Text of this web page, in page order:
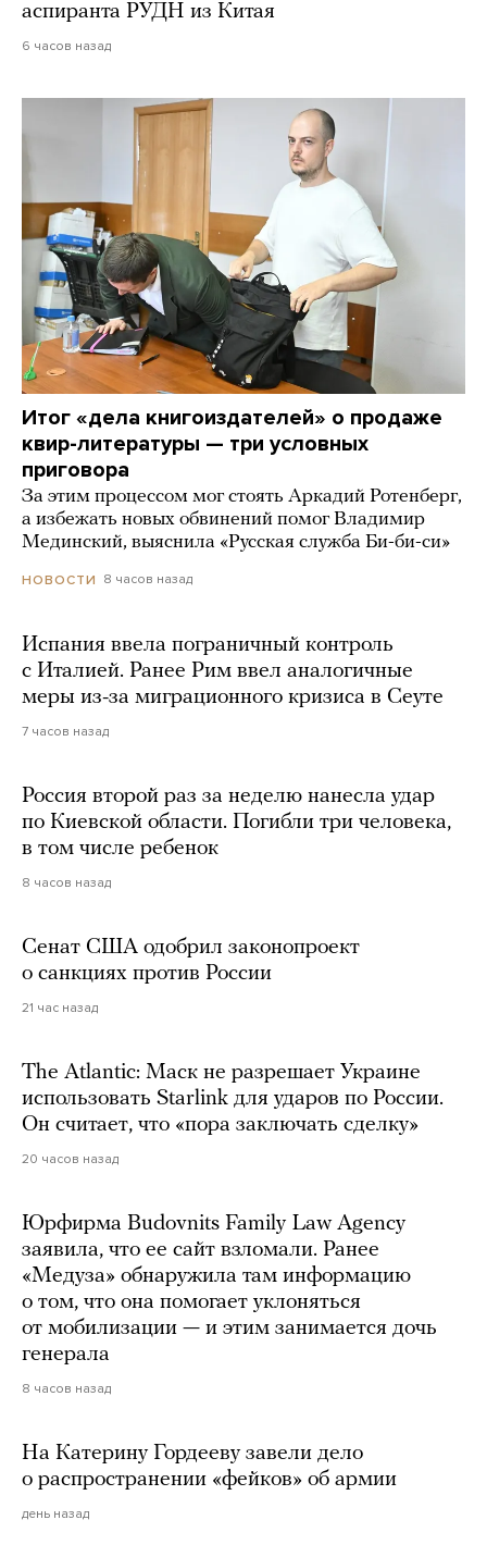
аспиранта РУДН из Китая
6 часов назад
Итог «дела книгоиздателей» о продаже
квир-литературы — три условных
приговора
За этим процессом мог стоять Аркадий Ротенберг,
а избежать новых обвинений помог Владимир
Мединский, выяснила «Русская служба Би-би-си»
НОВОСТИ 8 часов назад
Испания ввела пограничный контроль
с Италией. Ранее Рим ввел аналогичные
меры из-за миграционного кризиса в Сеуте
7 часов назад
Россия второй раз за неделю нанесла удар
по Киевской области. Погибли три человека,
в том числе ребенок
8 часов назад
Сенат США одобрил законопроект
о санкциях против России
21 час назад
The Atlantic: Маск не разрешает Украине
использовать Starlink для ударов по России.
Он считает, что «пора заключать сделку»
20 часов назад
Юрфирма Budovnits Family Law Agency
заявила, что ее сайт взломали. Ранее
«Медуза» обнаружила там информацию
о том, что она помогает уклоняться
от мобилизации — и этим занимается дочь
генерала
8 часов назад
На Катерину Гордееву завели дело
о распространении «фейков» об армии
день назад